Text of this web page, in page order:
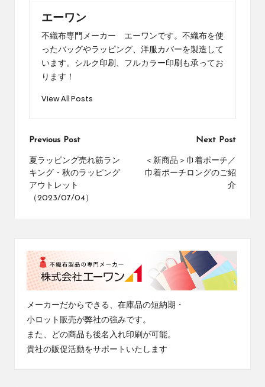
エーワン
不織布専門メーカー エーワンです。不織布を使
ったバッグやラッピング、洋服カバーを製造して
います。シルク印刷、フルカラー印刷も承ってお
ります！
View All Posts
Post
navigation
Previous Post
夏ラッピング売れ筋ラン
キング・秋のラッピング
アウトレット
（2023/07/04）
Next Post
＜新商品＞巾着ポーチ／
巾着ポーチロングのご紹
介
メーカーだからできる、在庫品の短納期・
小ロット販売が弊社の強みです。
また、どの商品も後名入れ印刷が可能。
貴社の販促活動をサポートいたします